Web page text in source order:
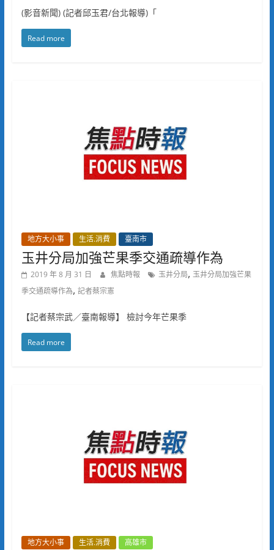
(影音新聞) (記者邱玉君/台北報導)「
Read more
地方大小事 生活.消費 臺南市
玉井分局加強芒果季交通疏導作為
2019 年 8 月 31 日 焦點時報 玉井分局, 玉井分局加強芒果
季交通疏導作為, 記者蔡宗憲
【記者蔡宗武／臺南報導】 檢討今年芒果季
Read more
地方大小事 生活.消費 高雄市